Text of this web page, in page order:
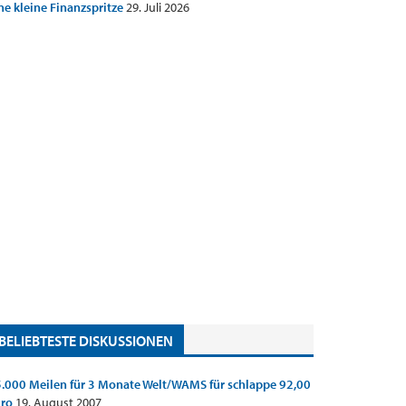
kleine Finanzspritze29. Juli 2026
BELIEBTESTE DISKUSSIONEN
Meilen für 3 Monate Welt/WAMS für schlappe 92,00
19. August 2007